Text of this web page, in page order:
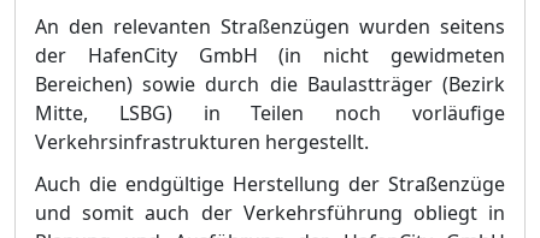
An den relevanten Straßenzügen wurden seitens
der HafenCity GmbH (in nicht gewidmeten
Bereichen) sowie durch die Baulastträger (Bezirk
Mitte, LSBG) in Teilen noch vorläufige
Verkehrsinfrastrukturen hergestellt.
Auch die endgültige Herstellung der Straßenzüge
und somit auch der Verkehrsführung obliegt in